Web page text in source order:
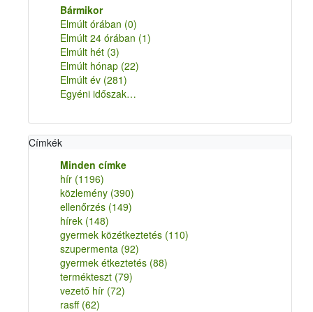
Bármikor
Elmúlt órában (0)
Elmúlt 24 órában (1)
Elmúlt hét (3)
Elmúlt hónap (22)
Elmúlt év (281)
Egyéni időszak…
Címkék
Minden címke
hír (1196)
közlemény (390)
ellenőrzés (149)
hírek (148)
gyermek közétkeztetés (110)
szupermenta (92)
gyermek étkeztetés (88)
termékteszt (79)
vezető hír (72)
rasff (62)